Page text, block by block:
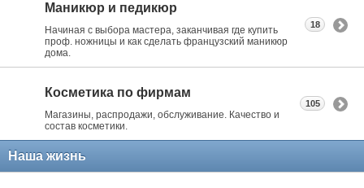
Маникюр и педикюр
Начиная с выбора мастера, заканчивая где купить
проф. ножницы и как сделать французский маникюр
дома.
18
Косметика по фирмам
Магазины, распродажи, обслуживание. Качество и
состав косметики.
105
Наша жизнь